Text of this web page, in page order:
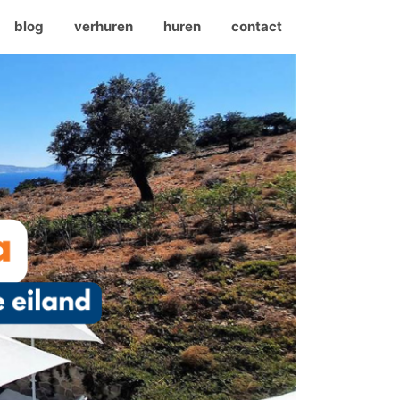
blog verhuren huren contact